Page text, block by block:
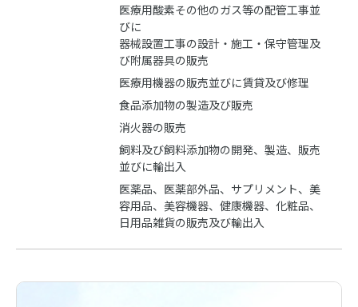
医療用酸素その他のガス等の配管工事並
びに
器械設置工事の設計・施工・保守管理及
び附属器具の販売
医療用機器の販売並びに賃貸及び修理
食品添加物の製造及び販売
消火器の販売
飼料及び飼料添加物の開発、製造、販売
並びに輸出入
医薬品、医薬部外品、サプリメント、美
容用品、美容機器、健康機器、化粧品、
日用品雑貨の販売及び輸出入